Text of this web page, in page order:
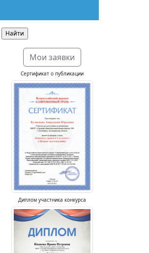
Мои заявки
Сертификат о публикации
Диплом участника конкурса